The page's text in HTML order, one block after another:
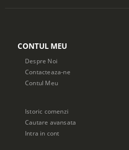
CONTUL MEU
Despre Noi
Contacteaza-ne
Contul Meu
Istoric comenzi
Cautare avansata
Intra in cont